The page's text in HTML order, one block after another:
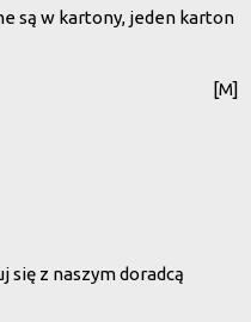
są w kartony, jeden karton
[M]
się z naszym doradcą